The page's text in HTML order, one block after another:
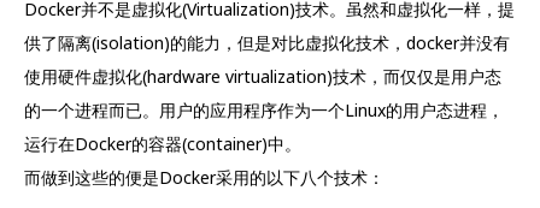
Docker并不是虚拟化(Virtualization)技术。虽然和虚拟化一样，提
供了隔离(isolation)的能力，但是对比虚拟化技术，docker并没有
使用硬件虚拟化(hardware virtualization)技术，而仅仅是用户态
的一个进程而已。用户的应用程序作为一个Linux的用户态进程，
运行在Docker的容器(container)中。
而做到这些的便是Docker采用的以下八个技术：